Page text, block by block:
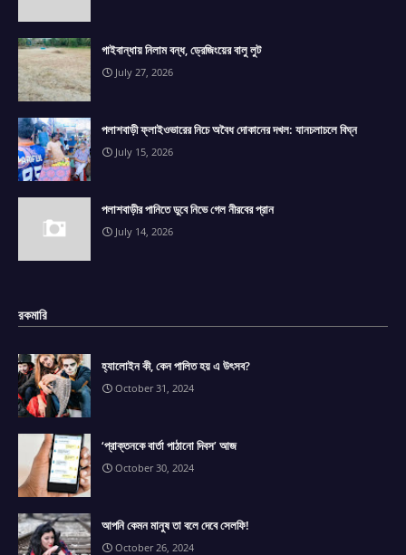
গাইবান্ধায় নিলাম বন্ধ, ড্রেজিংয়ের বালু লুট
July 27, 2026
পলাশবাড়ী ফ্লাইওভারের নিচে অবৈধ দোকানের দখল: যানচলাচলে বিঘ্ন
July 15, 2026
পলাশবাড়ীর পানিতে ডুবে নিভে গেল নীরবের প্রান
July 14, 2026
রকমারি
হ্যালোইন কী, কেন পালিত হয় এ উৎসব?
October 31, 2024
‘প্রাক্তনকে বার্তা পাঠানো দিবস’ আজ
October 30, 2024
আপনি কেমন মানুষ তা বলে দেবে সেলফি!
October 26, 2024